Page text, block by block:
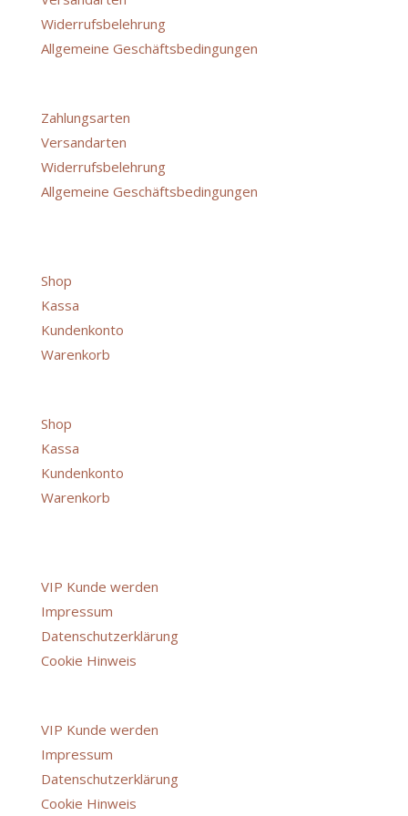
Widerrufsbelehrung
Allgemeine Geschäftsbedingungen
Zahlungsarten
Versandarten
Widerrufsbelehrung
Allgemeine Geschäftsbedingungen
Shop
Kassa
Kundenkonto
Warenkorb
Shop
Kassa
Kundenkonto
Warenkorb
VIP Kunde werden
Impressum
Datenschutzerklärung
Cookie Hinweis
VIP Kunde werden
Impressum
Datenschutzerklärung
Cookie Hinweis